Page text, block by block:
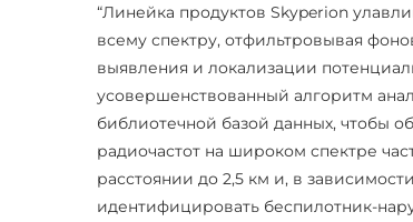
“Линейка продуктов Skyperion
всему спектру, отфильтровывая
выявления и локализации
усовершенствованный алгоритм
библиотечной базой данных, чтобы
радиочастот на широком спектре
расстоянии до 2,5 км и, в
идентифицировать беспилотник-